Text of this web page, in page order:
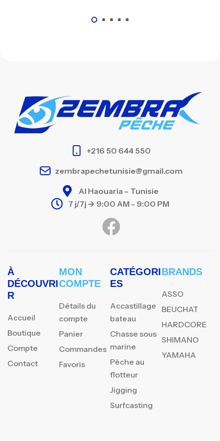
+216 50 644 550
zembrapechetunisie@gmail.com
Al Haouaria – Tunisie
7 j/7j -> 9:00 AM - 9:00 PM
À
DÉCOUVRI
R
Accueil
Boutique
Compte
Contact
MON
COMPTE
Détails du
compte
Panier
Commandes
Favoris
CATÉGORI
ES
Accastillage
bateau
Chasse sous
marine
Pèche au
flotteur
Jigging
Surfcasting
BRANDS
ASSO
BEUCHAT
HARDCORE
SHIMANO
YAMAHA